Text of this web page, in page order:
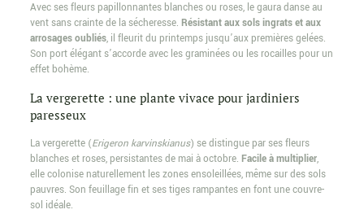
Avec ses fleurs papillonnantes blanches ou roses, le gaura danse au
vent sans crainte de la sécheresse. Résistant aux sols ingrats et aux
arrosages oubliés, il fleurit du printemps jusqu’aux premières gelées.
Son port élégant s’accorde avec les graminées ou les rocailles pour un
effet bohème.
La vergerette : une plante vivace pour jardiniers
paresseux
La vergerette (Erigeron karvinskianus) se distingue par ses fleurs
blanches et roses, persistantes de mai à octobre. Facile à multiplier,
elle colonise naturellement les zones ensoleillées, même sur des sols
pauvres. Son feuillage fin et ses tiges rampantes en font une couvre-
sol idéale.